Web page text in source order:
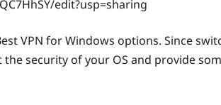
edit?usp=sharing
VPN for Windows options. Since
security of your OS and provide